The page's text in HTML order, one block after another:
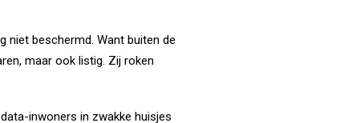
niet beschermd. Want buiten de
maar ook listig. Zij roken
inwoners in zwakke huisjes